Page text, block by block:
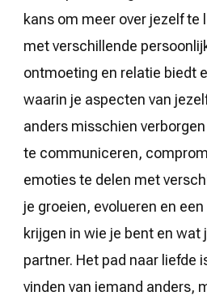
kans om meer over jezelf te
met verschillende
ontmoeting en relatie biedt
waarin je aspecten van
anders misschien
te communiceren,
emoties te delen met
je groeien, evolueren en
krijgen in wie je bent en wat
partner. Het pad naar liefde
vinden van iemand anders,